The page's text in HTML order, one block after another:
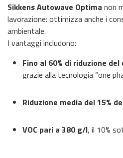
Sikkens Autowave Optima non
lavorazione: ottimizza anche i
ambientale.
I vantaggi includono:
Fino al 60% di riduzione
grazie alla tecnologia “one
Riduzione media del 15%
VOC pari a 380 g/l, il 10%